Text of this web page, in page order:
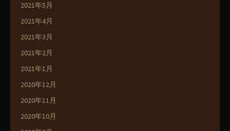
2021年5月
2021年4月
2021年3月
2021年2月
2021年1月
2020年12月
2020年11月
2020年10月